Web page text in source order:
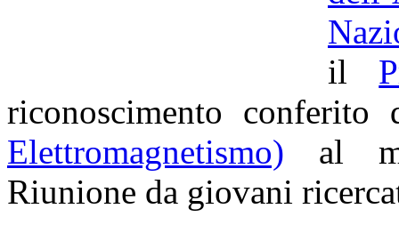
il
riconoscimento
Elettromagnetismo) al
Riunione da giovani